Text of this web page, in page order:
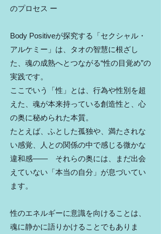
のプロセス ー
Body Positiveが探究する「セクシャル・
アルケミー」は、タオの智慧に根ざし
た、魂の成熟へとつながる“性の目覚め”の
実践です。
ここでいう「性」とは、行為や性別を超
えた、魂が本来持っている創造性と、心
の奥に秘められた本質。
たとえば、ふとした孤独や、満たされな
い感覚、人との関係の中で感じる微かな
違和感―― それらの奥には、まだ出会
えていない「本当の自分」が息づいてい
ます。
性のエネルギーに意識を向けることは、
魂に静かに語りかけることでもありま